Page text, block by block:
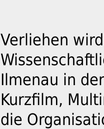
Verliehen
Ilmenau in
Kurzfilm,
die